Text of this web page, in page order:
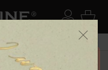
ログ
) カ
料無料 メニ